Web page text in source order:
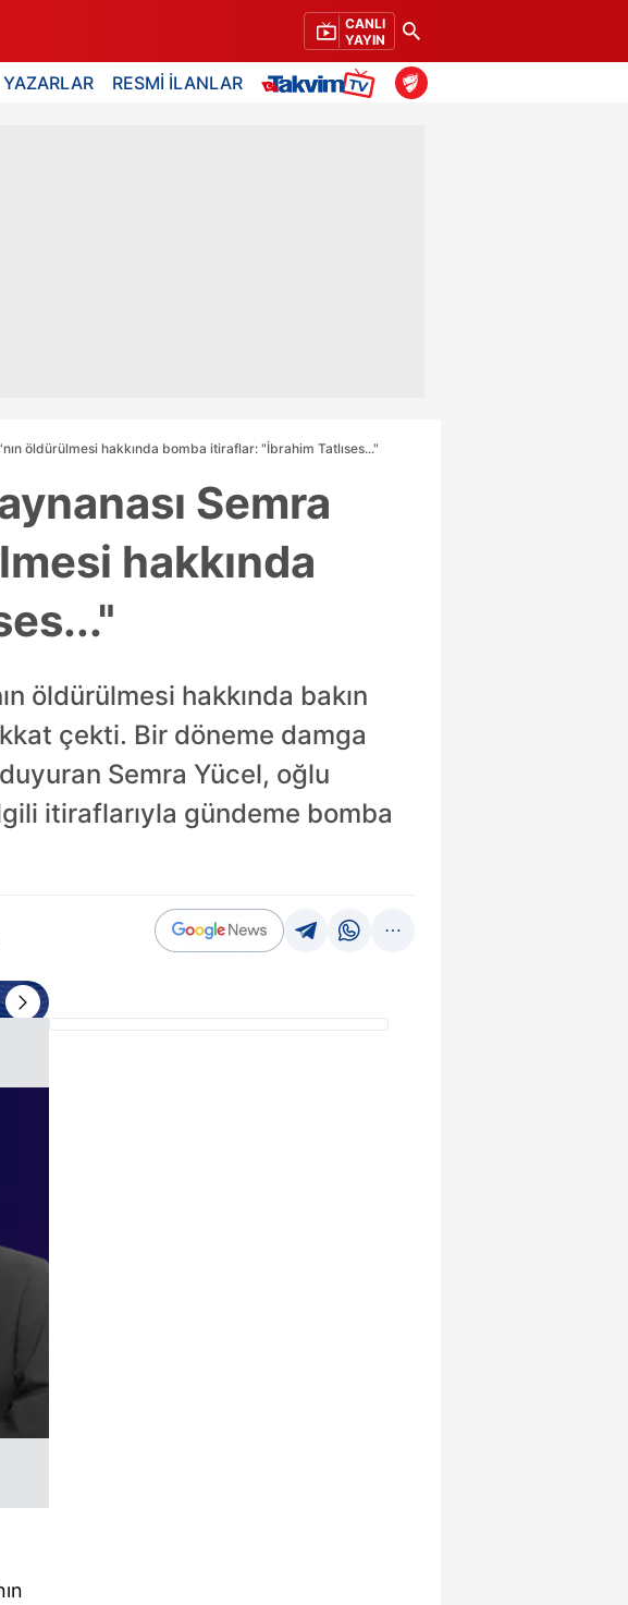
CANLI
YAYIN
YAZARLAR RESMİ İLANLAR
öldürülmesi hakkında bomba itiraflar: "İbrahim Tatlıses..."
Semra
hakkında
öldürülmesi hakkında bakın
çekti. Bir döneme damga
Semra Yücel, oğlu
itiraflarıyla gündeme bomba